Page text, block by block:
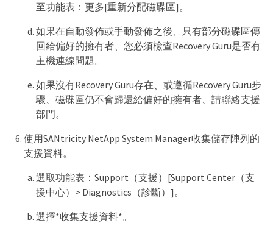
至功能表：更多[重新分配磁碟區]。
如果在自動發佈或手動發佈之後、只有部分磁碟區傳
回給偏好的擁有者、您必須檢查Recovery Guru是否有
主機連線問題。
如果沒有Recovery Guru存在、或遵循Recovery Guru步
驟、磁碟區仍不會歸還給偏好的擁有者、請聯絡支援
部門。
使用SANtricity NetApp System Manager收集儲存陣列的
支援資料。
選取功能表：Support（支援）[Support Center（支
援中心）> Diagnostics（診斷）]。
選擇*收集支援資料*。